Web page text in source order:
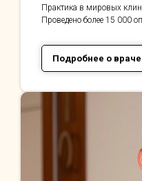
Практика в мировых
Проведено более 15 000
Подробнее о враче